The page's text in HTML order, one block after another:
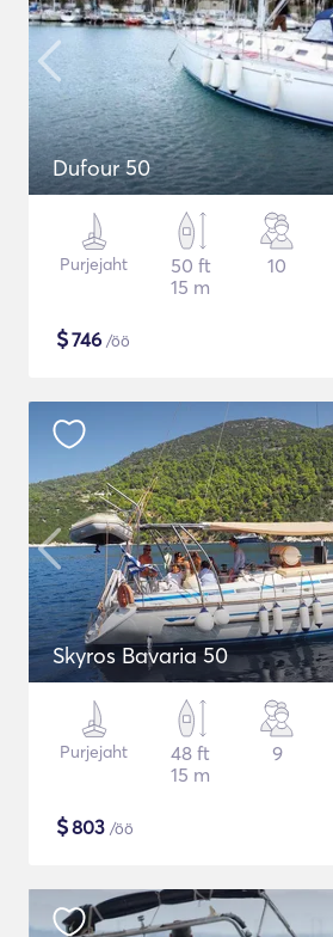
Dufour 50
Purjejaht
50 ft
15 m
10
$746 /öö
Skyros Bavaria 50
Purjejaht
48 ft
15 m
9
$803 /öö